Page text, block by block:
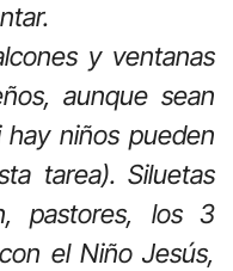
y ventanas
aunque sean
niños pueden
tarea). Siluetas
pastores, los 3
el Niño Jesús,